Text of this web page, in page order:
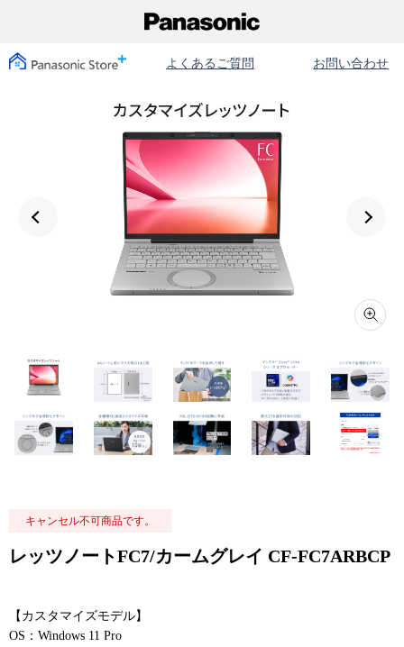
よくあるご質問 お問い合わせ
キャンセル不可商品です。
レッツノートFC7/カームグレイ CF-FC7ARBCP
【カスタマイズモデル】
OS：Windows 11 Pro